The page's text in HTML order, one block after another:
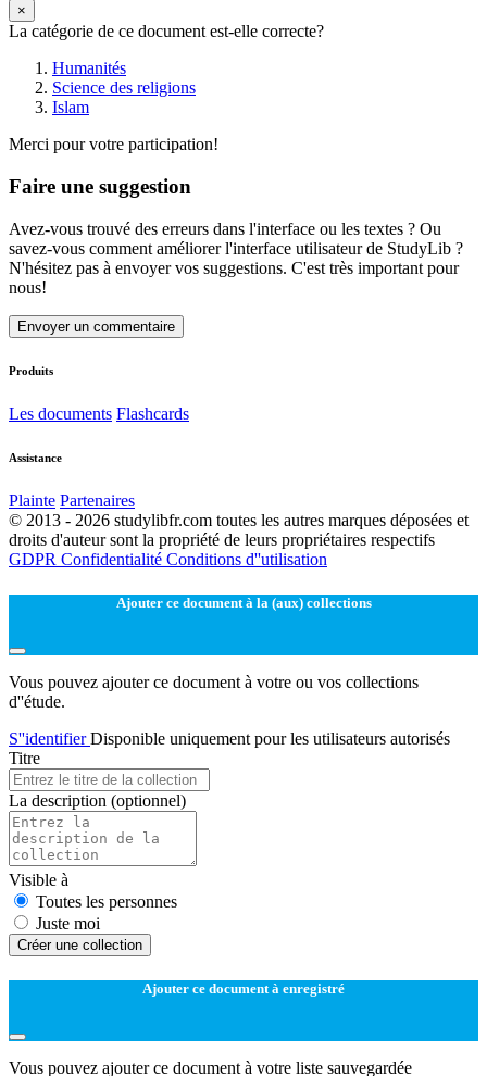
×
La catégorie de ce document est-elle correcte?
Humanités
Science des religions
Islam
Merci pour votre participation!
Faire une suggestion
Avez-vous trouvé des erreurs dans l'interface ou les textes ? Ou
savez-vous comment améliorer l'interface utilisateur de StudyLib ?
N'hésitez pas à envoyer vos suggestions. C'est très important pour
nous!
Envoyer un commentaire
Produits
Les documents Flashcards
Assistance
Plainte Partenaires
© 2013 - 2026 studylibfr.com toutes les autres marques déposées et
droits d'auteur sont la propriété de leurs propriétaires respectifs
GDPR Confidentialité Conditions d''utilisation
Ajouter ce document à la (aux) collections
Vous pouvez ajouter ce document à votre ou vos collections
d''étude.
S''identifierDisponible uniquement pour les utilisateurs autorisés
Titre
La description (optionnel)
Visible à
Toutes les personnes
Juste moi
Créer une collection
Ajouter ce document à enregistré
Vous pouvez ajouter ce document à votre liste sauvegardée